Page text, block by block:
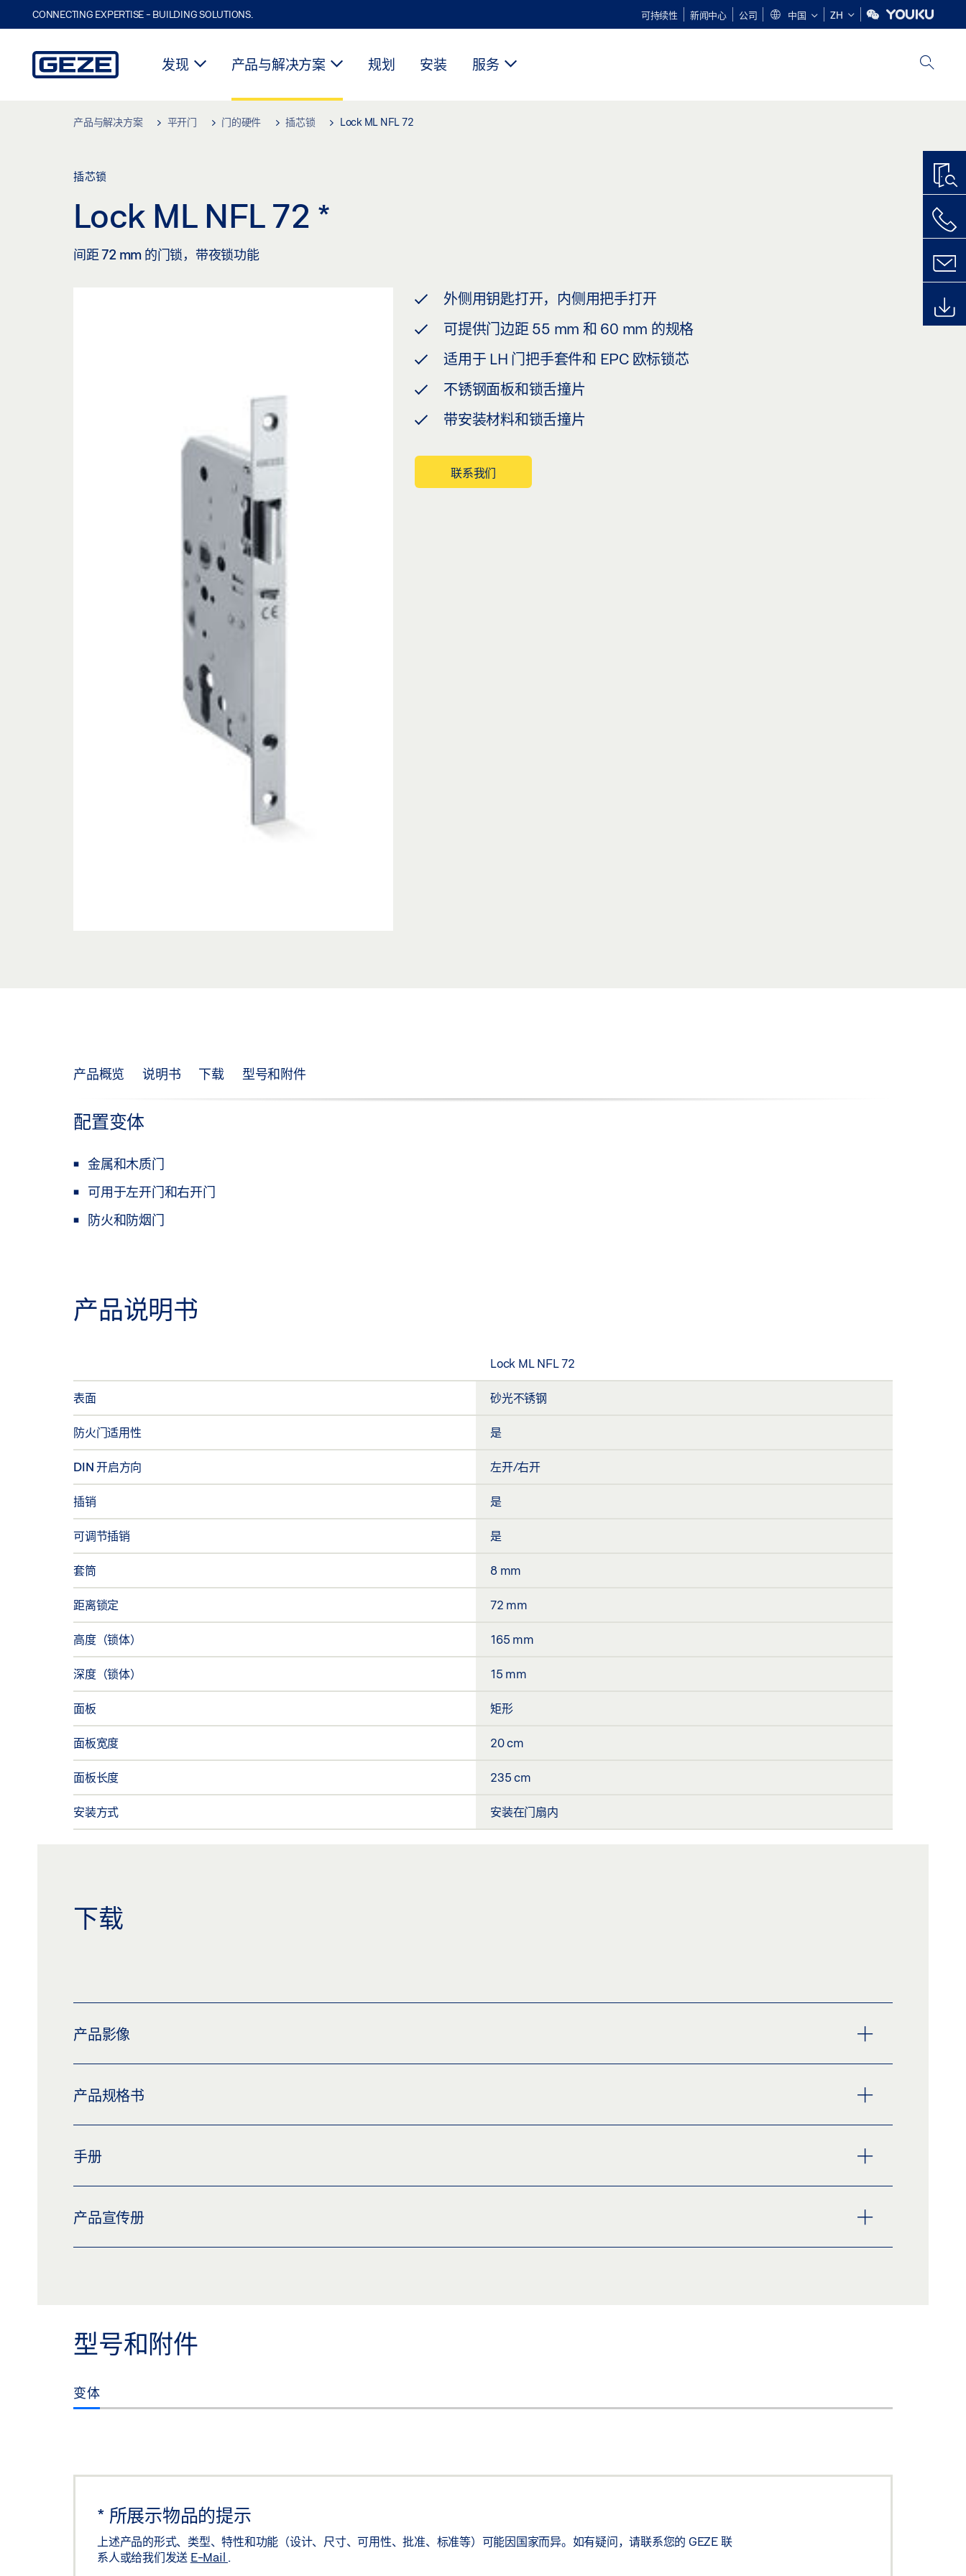
CONNECTING EXPERTISE - BUILDING SOLUTIONS. 可持续性 新闻中心 公司 中国 ZH
发现 产品与解决方案 规划 安装 服务
产品与解决方案 平开门 门的硬件 插芯锁 Lock ML NFL 72
插芯锁
Lock ML NFL 72 *
间距 72 mm 的门锁，带夜锁功能
外侧用钥匙打开，内侧用把手打开
可提供门边距 55 mm 和 60 mm 的规格
适用于 LH 门把手套件和 EPC 欧标锁芯
不锈钢面板和锁舌撞片
带安装材料和锁舌撞片
联系我们
产品概览 说明书 下载 型号和附件
配置变体
金属和木质门
可用于左开门和右开门
防火和防烟门
产品说明书
Lock ML NFL 72
表面 砂光不锈钢
防火门适用性 是
DIN 开启方向 左开/右开
插销 是
可调节插销 是
套筒 8 mm
距离锁定 72 mm
高度（锁体） 165 mm
深度（锁体） 15 mm
面板 矩形
面板宽度 20 cm
面板长度 235 cm
安装方式 安装在门扇内
下载
产品影像
下载 (PNG)
产品规格书
预览
手册
预览
产品宣传册
型号和附件
变体
* 所展示物品的提示
上述产品的形式、类型、特性和功能（设计、尺寸、可用性、批准、标准等）可能因国家而异。如有疑问，请联系您的 GEZE 联
系人或给我们发送 E-Mail .